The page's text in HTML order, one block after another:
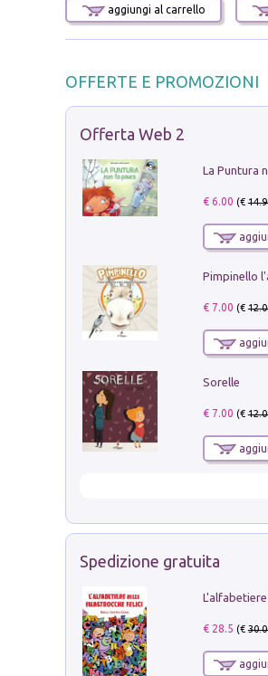
aggiungi al carrello
OFFERTE E PROMOZIONI
Offerta Web 2
La Puntura
€ 6.00 (€
Pimpinello
€ 7.00 (€
Sorelle
€ 7.00 (€
Spedizione gratuita
€ 28.5 (€